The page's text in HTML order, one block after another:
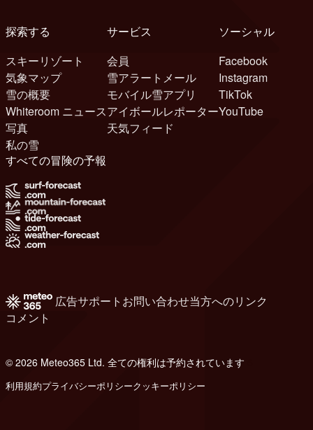
探索する
スキーリゾート
気象マップ
雪の概要
Whiteroom ニュース
写真
私の雪
サービス
会員
雪アラートメール
モバイル雪アプリ
アイボールレポーター
天気フィード
ソーシャル
Facebook
Instagram
TikTok
YouTube
すべての冒険の予報
広告サポート お問い合わせ当方へのリンク
コメント
© 2026 Meteo365 Ltd. 全ての権利は予約されています
利用規約プライバシーポリシークッキーポリシー